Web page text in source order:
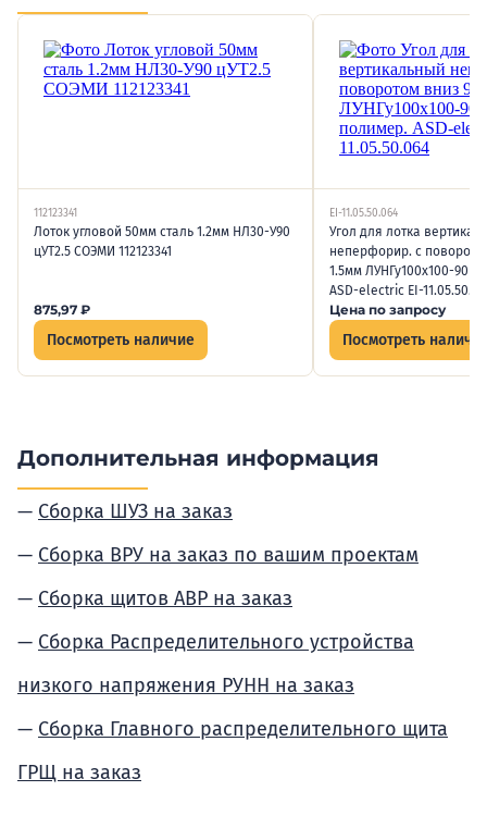
112123341
Лоток угловой 50мм сталь 1.2мм НЛ30-У90
цУТ2.5 СОЭМИ 112123341
875,97 ₽
Посмотреть наличие
EI-11.05.50.064
Угол для лотка
неперфорир. с
1.5мм ЛУНГу100х100-90
ASD-electric EI-
Цена по запросу
Посмотреть
Дополнительная информация
Сборка ШУЗ на заказ
Сборка ВРУ на заказ по вашим проектам
Сборка щитов АВР на заказ
Сборка Распределительного устройства
низкого напряжения РУНН на заказ
Сборка Главного распределительного щита
ГРЩ на заказ